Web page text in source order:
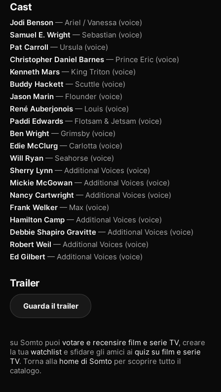
Cast
Jodi Benson — Ariel / Vanessa (voice)
Samuel E. Wright — Sebastian (voice)
Pat Carroll — Ursula (voice)
Christopher Daniel Barnes — Prince Eric (voice)
Kenneth Mars — King Triton (voice)
Buddy Hackett — Scuttle (voice)
Jason Marin — Flounder (voice)
René Auberjonois — Louis (voice)
Paddi Edwards — Flotsam & Jetsam (voice)
Ben Wright — Grimsby (voice)
Edie McClurg — Carlotta (voice)
Will Ryan — Seahorse (voice)
Sherry Lynn — Additional Voices (voice)
Mickie McGowan — Additional Voices (voice)
Nancy Cartwright — Additional Voices (voice)
Frank Welker — Max (voice)
Hamilton Camp — Additional Voices (voice)
Debbie Shapiro Gravitte — Additional Voices (voice)
Robert Weil — Additional Voices (voice)
Ed Gilbert — Additional Voices (voice)
Trailer
Guarda il trailer
su Somto puoi votare e recensire film e serie TV, creare
la tua watchlist e sfidare gli amici ai quiz su film e serie
TV. Torna alla home di Somto per scoprire tutto il
catalogo.